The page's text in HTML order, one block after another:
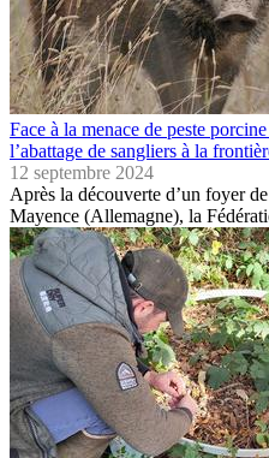
Face à la menace de peste
l’abattage de sangliers à la
12 septembre 2024
Après la découverte d’un foyer
Mayence (Allemagne), la